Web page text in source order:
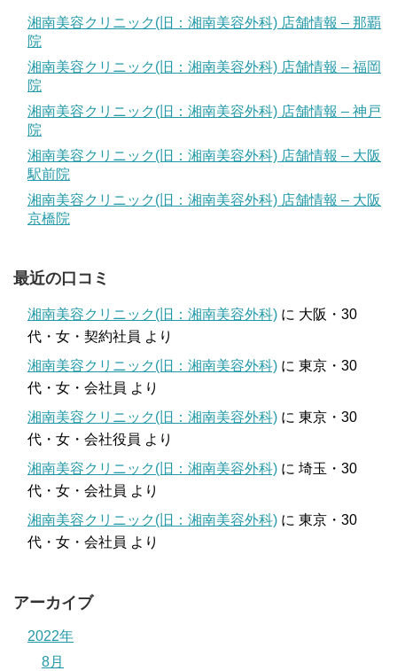
湘南美容クリニック(旧：湘南美容外科) 店舗情報 – 那覇
院
湘南美容クリニック(旧：湘南美容外科) 店舗情報 – 福岡
院
湘南美容クリニック(旧：湘南美容外科) 店舗情報 – 神戸
院
湘南美容クリニック(旧：湘南美容外科) 店舗情報 – 大阪
駅前院
湘南美容クリニック(旧：湘南美容外科) 店舗情報 – 大阪
京橋院
最近の口コミ
湘南美容クリニック(旧：湘南美容外科) に 大阪・30
代・女・契約社員 より
湘南美容クリニック(旧：湘南美容外科) に 東京・30
代・女・会社員 より
湘南美容クリニック(旧：湘南美容外科) に 東京・30
代・女・会社役員 より
湘南美容クリニック(旧：湘南美容外科) に 埼玉・30
代・女・会社員 より
湘南美容クリニック(旧：湘南美容外科) に 東京・30
代・女・会社員 より
アーカイブ
2022年
8月